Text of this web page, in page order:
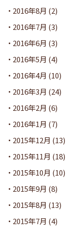
2016年8月 (2)
2016年7月 (3)
2016年6月 (3)
2016年5月 (4)
2016年4月 (10)
2016年3月 (24)
2016年2月 (6)
2016年1月 (7)
2015年12月 (13)
2015年11月 (18)
2015年10月 (10)
2015年9月 (8)
2015年8月 (13)
2015年7月 (4)